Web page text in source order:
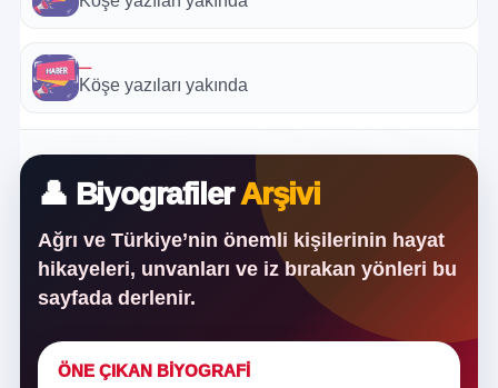
—
Köşe yazıları yakında
👤 BiyografilerArşivi
Ağrı ve Türkiye’nin önemli kişilerinin hayat
hikayeleri, unvanları ve iz bırakan yönleri bu
sayfada derlenir.
ÖNE ÇIKAN BIYOGRAFI